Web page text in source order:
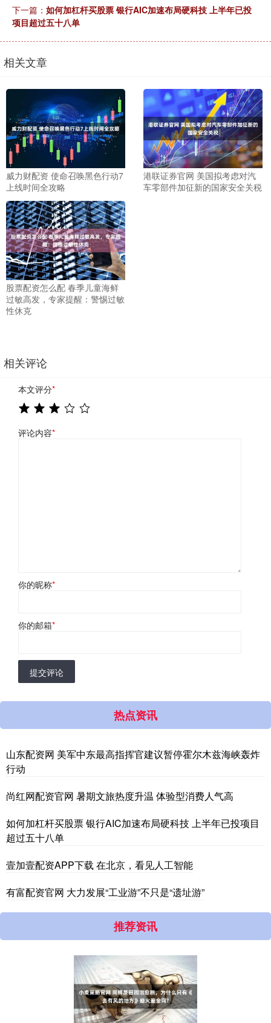
下一篇： 如何加杠杆买股票 银行AIC加速布局硬科技 上半年已投
项目超过五十八单
相关文章
威力财配资 使命召唤黑色行动7
上线时间全攻略
港联证券官网 美国拟考虑对汽
车零部件加征新的国家安全关税
股票配资怎么配 春季儿童海鲜
过敏高发，专家提醒：警惕过敏
性休克
相关评论
本文评分*
评论内容*
你的昵称*
你的邮箱*
提交评论
热点资讯
山东配资网 美军中东最高指挥官建议暂停霍尔木兹海峡轰炸
行动
尚红网配资官网 暑期文旅热度升温 体验型消费人气高
如何加杠杆买股票 银行AIC加速布局硬科技 上半年已投项目
超过五十八单
壹加壹配资APP下载 在北京，看见人工智能
有富配资官网 大力发展“工业游”不只是“遗址游”
推荐资讯